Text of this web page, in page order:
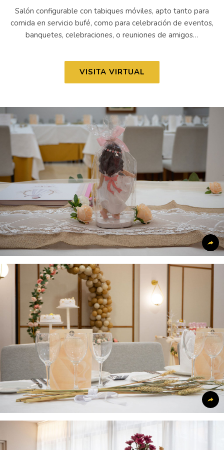
Salón configurable con tabiques móviles, apto tanto para
comida en servicio bufé, como para celebración de eventos,
banquetes, celebraciones, o reuniones de amigos…
VISITA VIRTUAL